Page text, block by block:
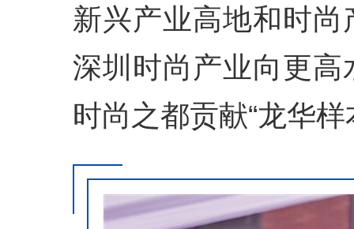
新兴产业高地和时
深圳时尚产业向更
时尚之都贡献“龙华样